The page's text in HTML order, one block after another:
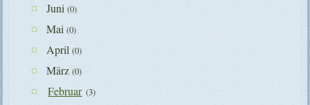
Juni(0)
Mai(0)
April(0)
März(0)
Februar (3)